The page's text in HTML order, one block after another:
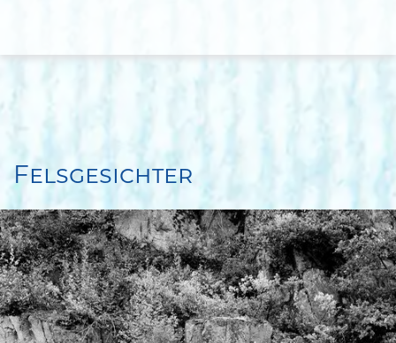
Felsgesichter